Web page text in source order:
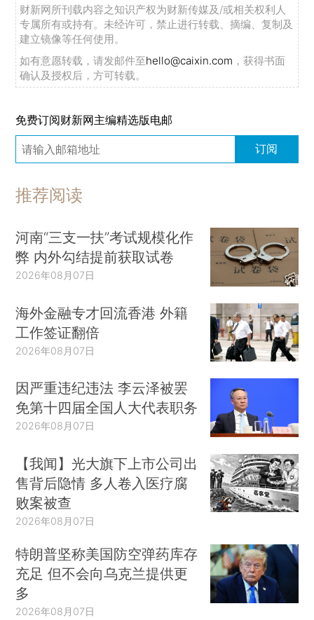
财新网所刊载内容之知识产权为财新传媒及/或相关权利人
专属所有或持有。未经许可，禁止进行转载、摘编、复制及
建立镜像等任何使用。
如有意愿转载，请发邮件至hello@caixin.com ，获得书面
确认及授权后，方可转载。
免费订阅财新网主编精选版电邮
订阅
推荐阅读
河南“三支一扶”考试规模化作
弊 内外勾结提前获取试卷
2026年08月07日
海外金融专才回流香港 外籍
工作签证翻倍
2026年08月07日
因严重违纪违法 李云泽被罢
免第十四届全国人大代表职务
2026年08月07日
【我闻】光大旗下上市公司出
售背后隐情 多人卷入医疗腐
败案被查
2026年08月07日
特朗普坚称美国防空弹药库存
充足 但不会向乌克兰提供更
多
2026年08月07日